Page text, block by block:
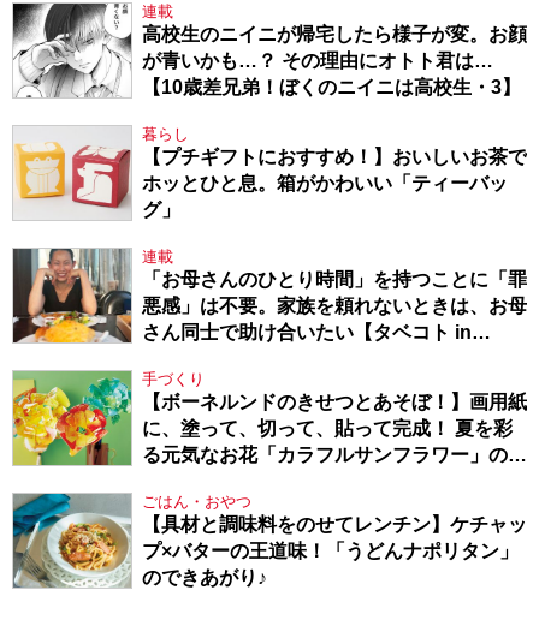
連載
高校生のニイニが帰宅したら様子が変。お顔
が青いかも…？ その理由にオトト君は…
【10歳差兄弟！ぼくのニイニは高校生・3】
暮らし
【プチギフトにおすすめ！】おいしいお茶で
ホッとひと息。箱がかわいい「ティーバッ
グ」
連載
「お母さんのひとり時間」を持つことに「罪
悪感」は不要。家族を頼れないときは、お母
さん同士で助け合いたい【タベコト in
手づくり
【ボーネルンドのきせつとあそぼ！】画用紙
に、塗って、切って、貼って完成！ 夏を彩
る元気なお花「カラフルサンフラワー」の作
ごはん・おやつ
【具材と調味料をのせてレンチン】ケチャッ
プ×バターの王道味！「うどんナポリタン」
のできあがり♪